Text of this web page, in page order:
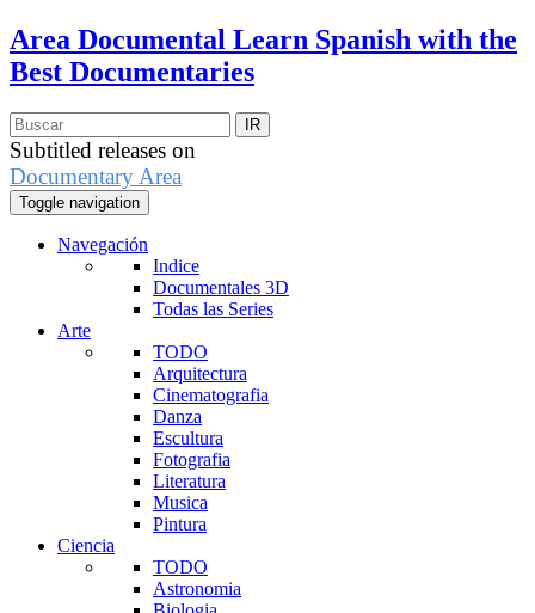
Area Documental Learn Spanish with the
Best Documentaries
Subtitled releases on
Documentary Area
Toggle navigation
Navegación
Indice
Documentales 3D
Todas las Series
Arte
TODO
Arquitectura
Cinematografia
Danza
Escultura
Fotografia
Literatura
Musica
Pintura
Ciencia
TODO
Astronomia